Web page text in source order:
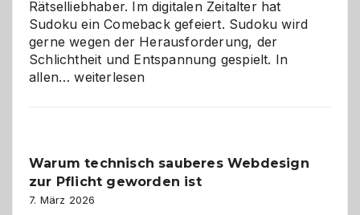
Rätselliebhaber. Im digitalen Zeitalter hat
Sudoku ein Comeback gefeiert. Sudoku wird
gerne wegen der Herausforderung, der
Schlichtheit und Entspannung gespielt. In
allen…Sudoku
den
Logikrätseln
weiterlesen
Warum technisch sauberes Webdesign
zur Pflicht geworden ist
7. März 2026